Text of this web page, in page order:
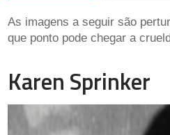
As imagens a seguir são
que ponto pode chegar a
Karen Sprinker